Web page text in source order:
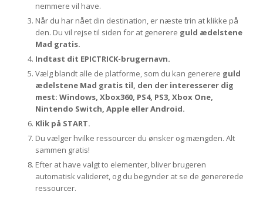
nemmere vil have.
Når du har nået din destination, er næste trin at klikke på
den. Du vil rejse til siden for at generere guld ædelstene
Mad gratis.
Indtast dit EPICTRICK-brugernavn.
Vælg blandt alle de platforme, som du kan generere guld
ædelstene Mad gratis til, den der interesserer dig
mest: Windows, Xbox360, PS4, PS3, Xbox One,
Nintendo Switch, Apple eller Android.
Klik på START.
Du vælger hvilke ressourcer du ønsker og mængden. Alt
sammen gratis!
Efter at have valgt to elementer, bliver brugeren
automatisk valideret, og du begynder at se de genererede
ressourcer.